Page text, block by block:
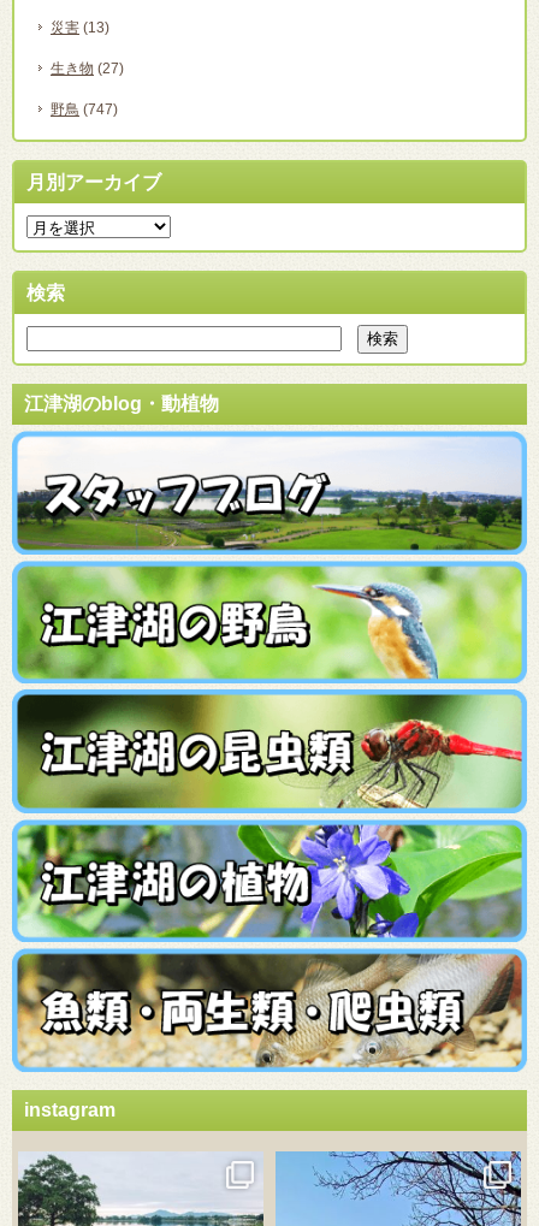
災害 (13)
生き物 (27)
野鳥 (747)
月別アーカイブ
検索
江津湖のblog・動植物
instagram
3月 18